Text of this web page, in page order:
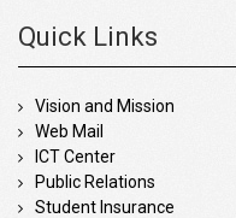
Quick Links
Vision and Mission
Web Mail
ICT Center
Public Relations
Student Insurance